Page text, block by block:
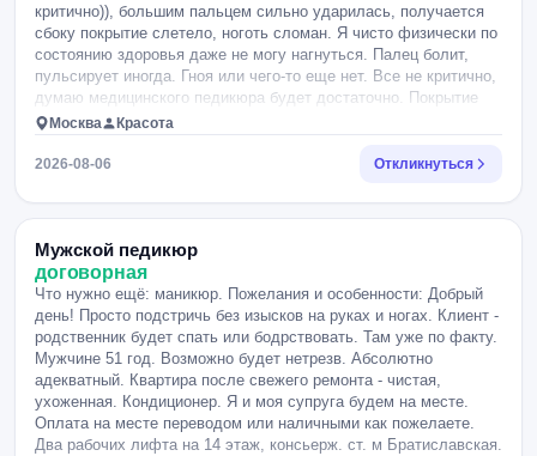
критично)), большим пальцем сильно ударилась, получается
сбоку покрытие слетело, ноготь сломан. Я чисто физически по
состоянию здоровья даже не могу нагнуться. Палец болит,
пульсирует иногда. Гноя или чего-то еще нет. Все не критично,
думаю медицинского педикюра будет достаточно. Покрытие
новое не нужно. Пожалуйста, не нужно предлагать другие дни,
не тратим чужое время, нужно на 7.08, только Марьино или
Братиславская.
Москва Красота
2026-08-06 Откликнуться
Мужской педикюр
договорная
Что нужно ещё: маникюр. Пожелания и особенности: Добрый
день! Просто подстричь без изысков на руках и ногах. Клиент -
родственник будет спать или бодрствовать. Там уже по факту.
Мужчине 51 год. Возможно будет нетрезв. Абсолютно
адекватный. Квартира после свежего ремонта - чистая,
ухоженная. Кондиционер. Я и моя супруга будем на месте.
Оплата на месте переводом или наличными как пожелаете.
Два рабочих лифта на 14 этаж, консьерж. ст. м Братиславская.